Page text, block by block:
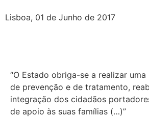
Lisboa, 01 de Junho de 2017
“O Estado obriga-se a realizar
de prevenção e de tratamento,
integração dos cidadãos
de apoio às suas famílias (…)”